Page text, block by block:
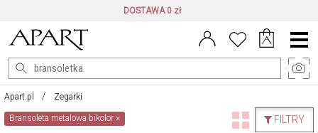
DOSTAWA 0 zł
Menu
główne
Apart.pl Zegarki
FILTRY
Bransoleta metalowa bikolor×